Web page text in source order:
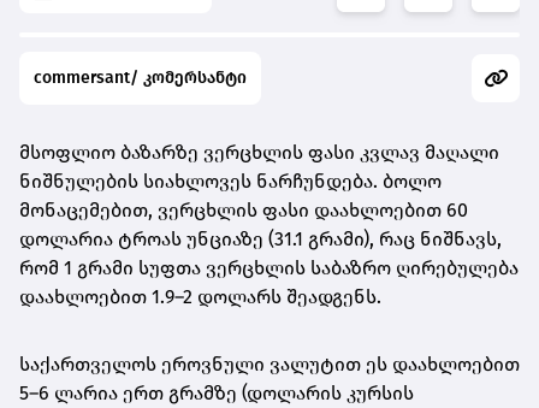
commersant/ კომერსანტი
მსოფლიო ბაზარზე ვერცხლის ფასი კვლავ მაღალი
ნიშნულების სიახლოვეს ნარჩუნდება. ბოლო
მონაცემებით, ვერცხლის ფასი დაახლოებით 60
დოლარია ტროას უნციაზე (31.1 გრამი), რაც ნიშნავს,
რომ 1 გრამი სუფთა ვერცხლის საბაზრო ღირებულება
დაახლოებით 1.9–2 დოლარს შეადგენს.
საქართველოს ეროვნული ვალუტით ეს დაახლოებით
5–6 ლარია ერთ გრამზე (დოლარის კურსის